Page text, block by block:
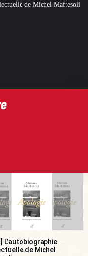
son influence en
L’autobiographie
de Michel